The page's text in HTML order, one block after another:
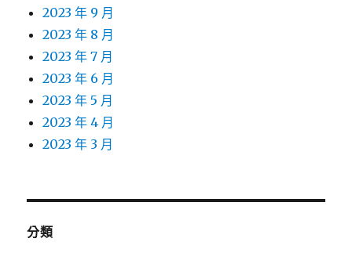
2023 年 9 月
2023 年 8 月
2023 年 7 月
2023 年 6 月
2023 年 5 月
2023 年 4 月
2023 年 3 月
分類